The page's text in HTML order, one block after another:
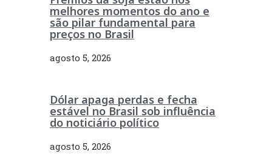
melhores momentos do ano e
são pilar fundamental para
preços no Brasil
agosto 5, 2026
Dólar apaga perdas e fecha
estável no Brasil sob influência
do noticiário político
agosto 5, 2026